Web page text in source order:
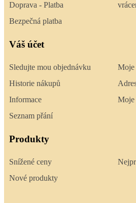
Doprava - Platba
Bezpečná platba
Váš účet
Sledujte mou objednávku
Historie nákupů
Informace
Seznam přání
Moje
Moje
Produkty
Snížené ceny
Nové produkty